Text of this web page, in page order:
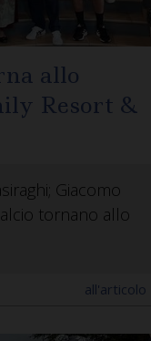
allo
Resort &
Giacomo
tornano allo
all'articolo